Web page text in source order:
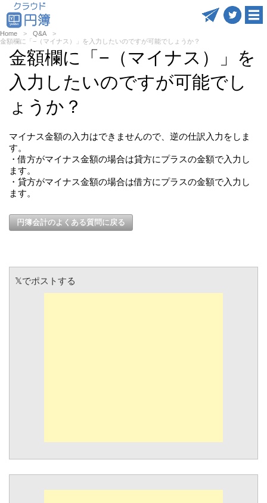
Home
Q&A
金額欄に「−（マイナス）」を入力したいのですが可能でしょうか？
金額欄に「−（マイナス）」を
入力したいのですが可能でし
ょうか？
マイナス金額の入力はできませんので、逆の仕訳入力をしま
す。
・借方がマイナス金額の場合は貸方にプラスの金額で入力し
ます。
・貸方がマイナス金額の場合は借方にプラスの金額で入力し
ます。
円簿会計のよくある質問に戻る
𝕏でポストする